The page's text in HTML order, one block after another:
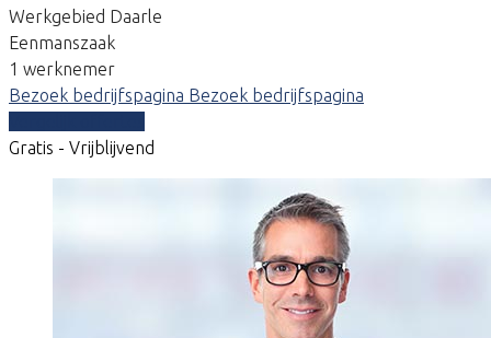
Werkgebied Daarle
Eenmanszaak
1 werknemer
Bezoek bedrijfspagina Bezoek bedrijfspagina
Gratis - Vrijblijvend